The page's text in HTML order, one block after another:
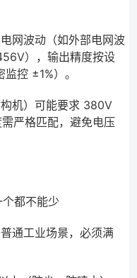
网波动（如外部电网波
），输出精度按设
控 ±1%）。
机）可能要求 380V
严格匹配，避免电压
都不能少
通工业场景，必须满